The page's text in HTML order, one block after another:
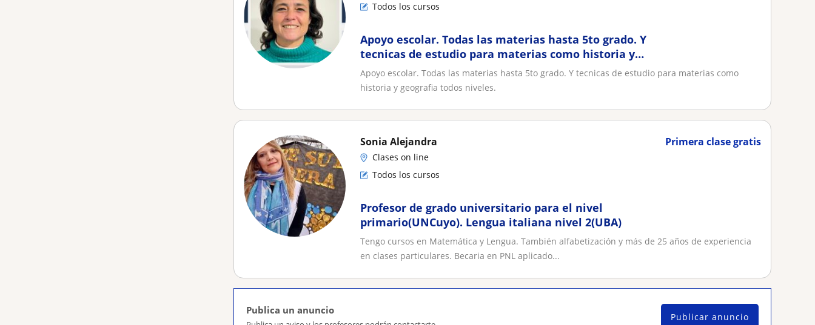
Todos los cursos
Apoyo escolar. Todas las materias hasta 5to grado. Y
tecnicas de estudio para materias como historia y
geografia todos niveles
Apoyo escolar. Todas las materias hasta 5to grado. Y tecnicas de estudio para materias como
historia y geografia todos niveles.
Primera clase gratis
Sonia Alejandra
Clases on line
Todos los cursos
Profesor de grado universitario para el nivel
primario(UNCuyo). Lengua italiana nivel 2(UBA)
Tengo cursos en Matemática y Lengua. También alfabetización y más de 25 años de experiencia
en clases particulares. Becaria en PNL aplicado...
Publica un anuncio
Publicar anuncio